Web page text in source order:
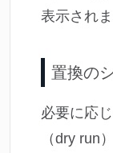
表示され
置換の
必要に応
（dry run